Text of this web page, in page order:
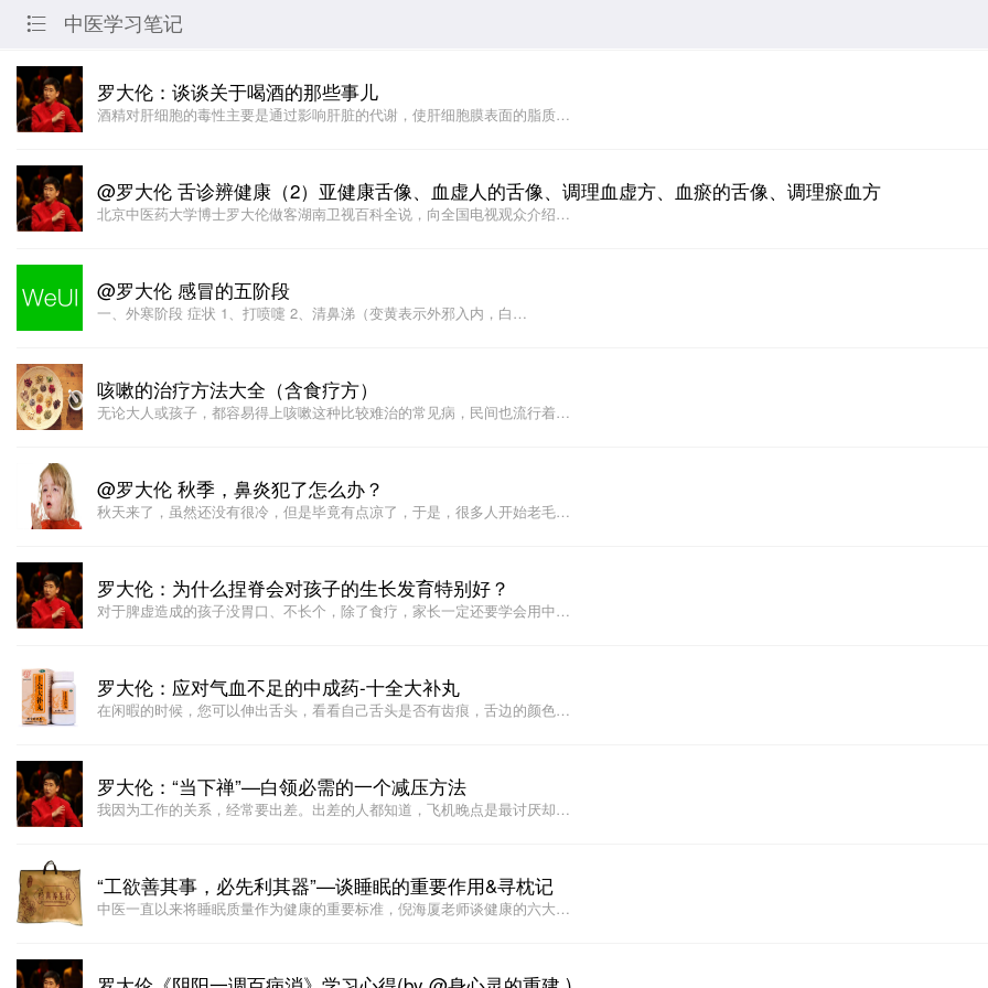
 中医学习笔记
罗大伦：谈谈关于喝酒的那些事儿
酒精对肝细胞的毒性主要是通过影响肝脏的代谢，使肝细胞膜表面的脂质…
@罗大伦 舌诊辨健康（2）亚健康舌像、血虚人的舌像、调理血虚方、血瘀的舌像、调理瘀血方
北京中医药大学博士罗大伦做客湖南卫视百科全说，向全国电视观众介绍…
@罗大伦 感冒的五阶段
一、外寒阶段 症状 1、打喷嚏 2、清鼻涕（变黄表示外邪入内，白…
咳嗽的治疗方法大全（含食疗方）
无论大人或孩子，都容易得上咳嗽这种比较难治的常见病，民间也流行着…
@罗大伦 秋季，鼻炎犯了怎么办？
秋天来了，虽然还没有很冷，但是毕竟有点凉了，于是，很多人开始老毛…
罗大伦：为什么捏脊会对孩子的生长发育特别好？
对于脾虚造成的孩子没胃口、不长个，除了食疗，家长一定还要学会用中…
罗大伦：应对气血不足的中成药-十全大补丸
在闲暇的时候，您可以伸出舌头，看看自己舌头是否有齿痕，舌边的颜色…
罗大伦：“当下禅”—白领必需的一个减压方法
我因为工作的关系，经常要出差。出差的人都知道，飞机晚点是最讨厌却…
“工欲善其事，必先利其器”—谈睡眠的重要作用&寻枕记
中医一直以来将睡眠质量作为健康的重要标准，倪海厦老师谈健康的六大…